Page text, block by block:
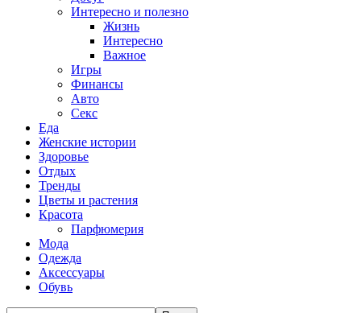
Интересно и полезно
Жизнь
Интересно
Важное
Игры
Финансы
Авто
Секс
Еда
Женские истории
Здоровье
Отдых
Тренды
Цветы и растения
Красота
Парфюмерия
Мода
Одежда
Аксессуары
Обувь